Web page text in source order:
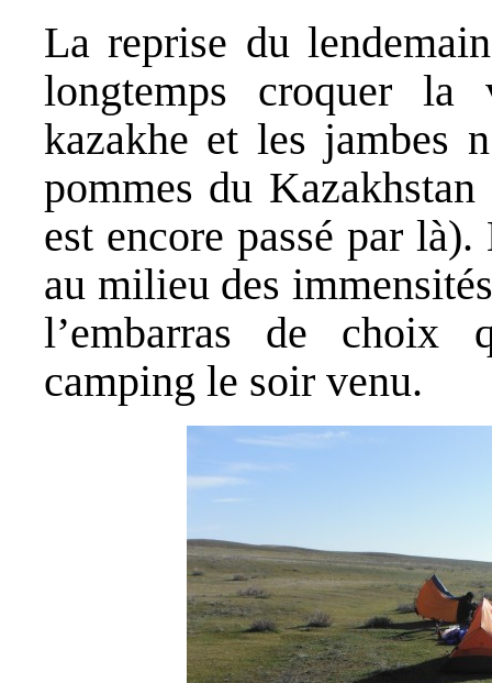
La reprise du
longtemps croquer la
kazakhe et les jambes
pommes du
est encore passé par
au milieu des
l’embarras de choix
camping le soir venu.